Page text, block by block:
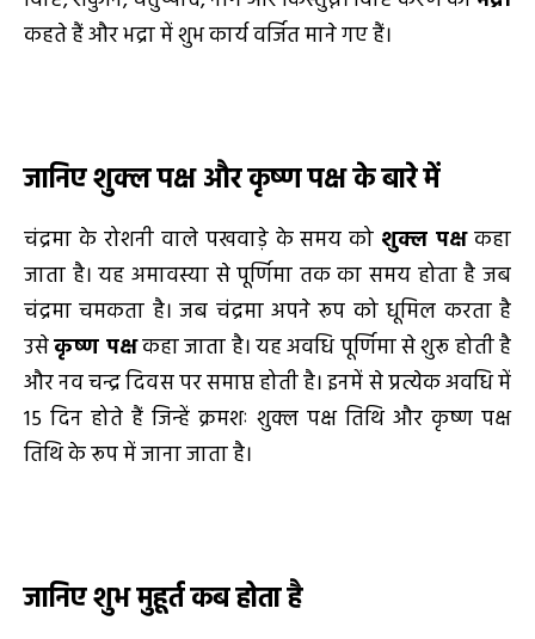
कहते हैं और भद्रा में शुभ कार्य वर्जित माने गए हैं।
जानिएशुक्ल पक्ष और कृष्ण पक्ष के बारे में
चंद्रमा के रोशनी वाले पखवाड़े के समय को शुक्ल पक्षकहा
जाता है। यह अमावस्या से पूर्णिमा तक का समय होता है जब
चंद्रमा चमकता है। जब चंद्रमा अपने रूप को धूमिल करता है
उसेकृष्ण पक्षकहा जाता है। यह अवधि पूर्णिमा से शुरू होती है
और नव चन्द्र दिवस पर समाप्त होती है। इनमें से प्रत्येक अवधि में
15 दिन होते हैं जिन्हें क्रमशः शुक्ल पक्ष तिथि और कृष्ण पक्ष
तिथि के रूप में जाना जाता है।
जानिए शुभ मुहूर्त कब होता है